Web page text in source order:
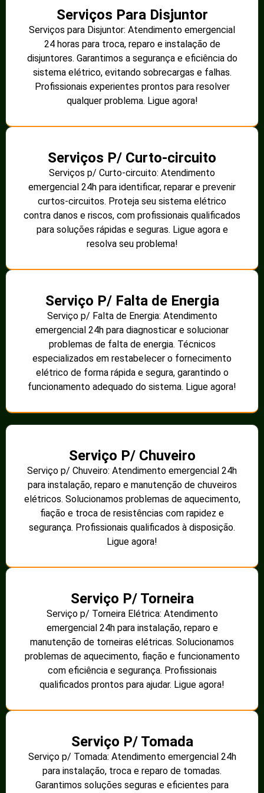
Serviços Para Disjuntor
Serviços para Disjuntor: Atendimento emergencial
24 horas para troca, reparo e instalação de
disjuntores. Garantimos a segurança e eficiência do
sistema elétrico, evitando sobrecargas e falhas.
Profissionais experientes prontos para resolver
qualquer problema. Ligue agora!
Serviços P/ Curto-circuito
Serviços p/ Curto-circuito: Atendimento
emergencial 24h para identificar, reparar e prevenir
curtos-circuitos. Proteja seu sistema elétrico
contra danos e riscos, com profissionais qualificados
para soluções rápidas e seguras. Ligue agora e
resolva seu problema!
Serviço P/ Falta de Energia
Serviço p/ Falta de Energia: Atendimento
emergencial 24h para diagnosticar e solucionar
problemas de falta de energia. Técnicos
especializados em restabelecer o fornecimento
elétrico de forma rápida e segura, garantindo o
funcionamento adequado do sistema. Ligue agora!
Serviço P/ Chuveiro
Serviço p/ Chuveiro: Atendimento emergencial 24h
para instalação, reparo e manutenção de chuveiros
elétricos. Solucionamos problemas de aquecimento,
fiação e troca de resistências com rapidez e
segurança. Profissionais qualificados à disposição.
Ligue agora!
Serviço P/ Torneira
Serviço p/ Torneira Elétrica: Atendimento
emergencial 24h para instalação, reparo e
manutenção de torneiras elétricas. Solucionamos
problemas de aquecimento, fiação e funcionamento
com eficiência e segurança. Profissionais
qualificados prontos para ajudar. Ligue agora!
Serviço P/ Tomada
Serviço p/ Tomada: Atendimento emergencial 24h
para instalação, troca e reparo de tomadas.
Garantimos soluções seguras e eficientes para